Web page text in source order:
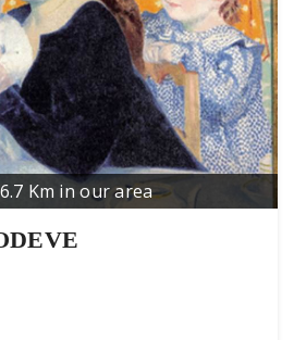
Km in our area